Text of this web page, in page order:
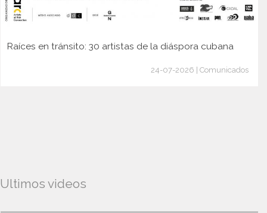
Raíces en tránsito: 30 artistas de la diáspora cubana
24-07-2026 | Comunicados
Ultimos videos